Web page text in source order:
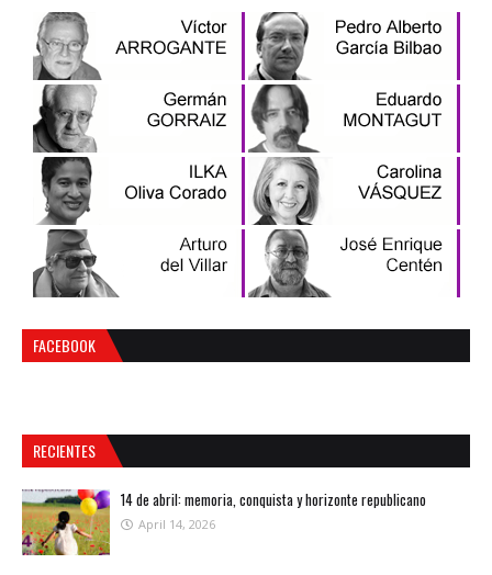
FACEBOOK
RECIENTES
14 de abril: memoria, conquista y horizonte republicano
April 14, 2026